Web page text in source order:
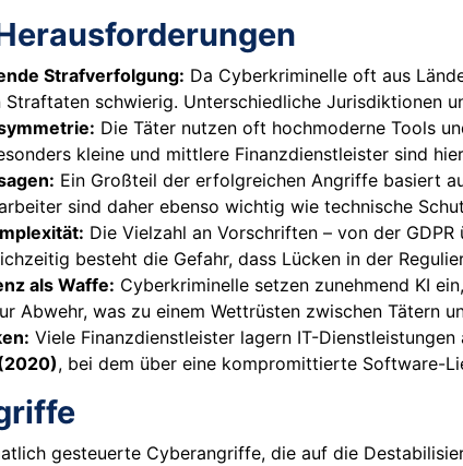
Strafverfolgung: Da Cyberkriminelle oft aus
schwierig. Unterschiedliche Jurisdiktionen
Die Täter nutzen oft hochmoderne Tools
kleine und mittlere Finanzdienstleister sind
Ein Großteil der erfolgreichen Angriffe basiert
sind daher ebenso wichtig wie technische
Die Vielzahl an Vorschriften – von der
besteht die Gefahr, dass Lücken in der
als Waffe: Cyberkriminelle setzen zunehmend KI
Abwehr, was zu einem Wettrüsten zwischen Tätern
Viele Finanzdienstleister lagern IT-
, bei dem über eine kompromittierte Software-
gesteuerte Cyberangriffe, die auf die